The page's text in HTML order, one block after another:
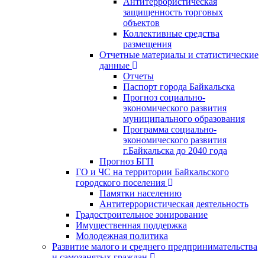
защищенность торговых
объектов
Коллективные средства
размещения
Отчетные материалы и статистические
данные
Отчеты
Паспорт города Байкальска
Прогноз социально-
экономического развития
муниципального образования
Программа социально-
экономического развития
г.Байкальска до 2040 года
Прогноз БГП
ГО и ЧС на территории Байкальского
городского поселения
Памятки населению
Антитеррористическая деятельность
Градостроительное зонирование
Имущественная поддержка
Молодежная политика
Развитие малого и среднего предпринимательства